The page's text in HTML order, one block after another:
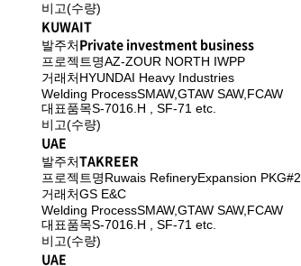
비고(수량)
KUWAIT
발주처Private investment business
프로젝트명AZ-ZOUR NORTH IWPP
거래처HYUNDAI Heavy Industries
Welding ProcessSMAW,GTAW SAW,FCAW
대표품목S-7016.H , SF-71 etc.
비고(수량)
UAE
발주처TAKREER
프로젝트명Ruwais RefineryExpansion PKG#2
거래처GS E&C
Welding ProcessSMAW,GTAW SAW,FCAW
대표품목S-7016.H , SF-71 etc.
비고(수량)
UAE